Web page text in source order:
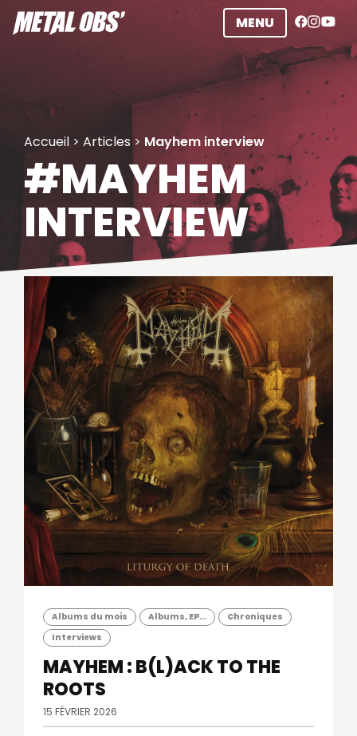
Aller
au
MENU
Accueil > Articles > Mayhem interview
#MAYHEM
INTERVIEW
Albums du mois Albums, EP...
Chroniques
Interviews
MAYHEM : B(L)ACK TO THE
ROOTS
15 FÉVRIER 2026